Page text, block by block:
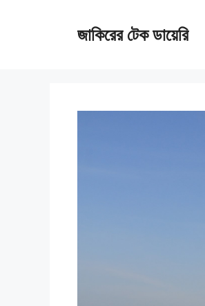
জাকিরের টেক ডায়েরি